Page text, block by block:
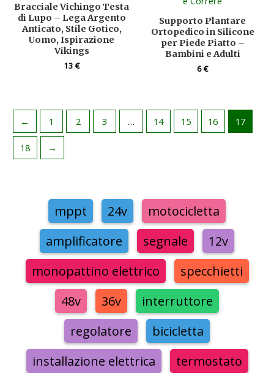
mppt 24v
motocicletta
amplificatore
segnale
12v
monopattino elettrico
specchietti
48v
36v
interruttore
regolatore
bicicletta
installazione elettrica
termostato
Bracciale Vichingo Testa
di Lupo – Lega Argento
Anticato, Stile Gotico,
Uomo, Ispirazione
Vikings
13€
Supporto Plantare
Ortopedico in Silicone
per Piede Piatto –
Bambini e Adulti
6€
← 1 2 3 … 14 15 16 17
18 →